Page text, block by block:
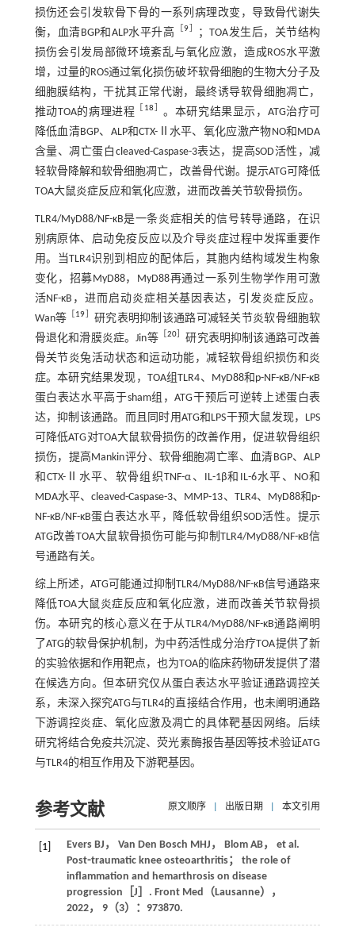
损伤还会引发软骨下骨的一系列病理改变，导致骨代谢失
衡，血清BGP和ALP水平升高
［9］
；TOA发生后，关节结构
损伤会引发局部微环境紊乱与氧化应激，造成ROS水平激
增，过量的ROS通过氧化损伤破坏软骨细胞的生物大分子及
细胞膜结构，干扰其正常代谢，最终诱导软骨细胞凋亡，
推动TOA的病理进程 ［ 18］ 。本研究结果显示，ATG治疗可
降低血清BGP、ALP和CTX-Ⅱ水平、氧化应激产物NO和MDA
含量、凋亡蛋白cleaved-Caspase-3表达，提高SOD活性，减
轻软骨降解和软骨细胞凋亡，改善骨代谢。提示ATG可降低
TOA大鼠炎症反应和氧化应激，进而改善关节软骨损伤。
TLR4/MyD88/NF-κB是一条炎症相关的信号转导通路，在识
别病原体、启动免疫反应以及介导炎症过程中发挥重要作
用。当TLR4识别到相应的配体后，其胞内结构域发生构象
变化，招募MyD88，MyD88再通过一系列生物学作用可激
活NF-κB，进而启动炎症相关基因表达，引发炎症反应。
Wan等 ［19］研究表明抑制该通路可减轻关节炎软骨细胞软
骨退化和滑膜炎症。Jin等［20］研究表明抑制该通路可改善
骨关节炎兔活动状态和运动功能，减轻软骨组织损伤和炎
症。本研究结果发现，TOA组TLR4、MyD88和p-NF-κB/NF-κB
蛋白表达水平高于sham组，ATG干预后可逆转上述蛋白表
达，抑制该通路。而且同时用ATG和LPS干预大鼠发现，LPS
可降低ATG对TOA大鼠软骨损伤的改善作用，促进软骨组织
损伤，提高Mankin评分、软骨细胞凋亡率、血清BGP、ALP
和CTX-Ⅱ水平、软骨组织TNF-α、IL-1β和IL-6水平、NO和
MDA水平、cleaved-Caspase-3、MMP-13、TLR4、MyD88和p-
NF-κB/NF-κB蛋白表达水平，降低软骨组织SOD活性。提示
ATG改善TOA大鼠软骨损伤可能与抑制TLR4/MyD88/NF-κB信
号通路有关。
综上所述，ATG可能通过抑制TLR4/MyD88/NF-κB信号通路来
降低TOA大鼠炎症反应和氧化应激，进而改善关节软骨损
伤。本研究的核心意义在于从TLR4/MyD88/NF-κB通路阐明
了ATG的软骨保护机制，为中药活性成分治疗TOA提供了新
的实验依据和作用靶点，也为TOA的临床药物研发提供了潜
在候选方向。但本研究仅从蛋白表达水平验证通路调控关
系，未深入探究ATG与TLR4的直接结合作用，也未阐明通路
下游调控炎症、氧化应激及凋亡的具体靶基因网络。后续
研究将结合免疫共沉淀、荧光素酶报告基因等技术验证ATG
与TLR4的相互作用及下游靶基因。
参考文献 原文顺序 出版日期 本文引用
[1] Evers BJ ， Van Den Bosch MHJ ， Blom AB， et al .
Post⁃traumatic knee osteoarthritis； the role of
inflammation and hemarthrosis on disease
progression［J］. Front Med（Lausanne）
，
2022， 9（3）：973870.